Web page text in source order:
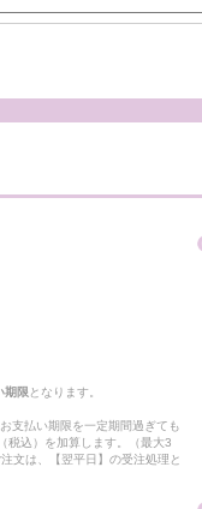
期限 となります。
支払い期限を一定期間過ぎても
税込）を加算します。（最大3
文は、【翌平日】の受注処理と